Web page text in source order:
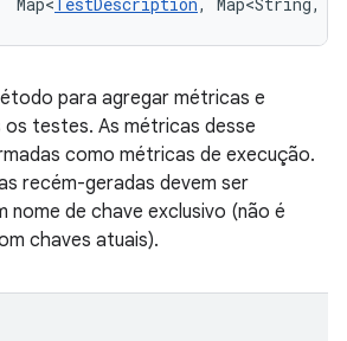
para agregar métricas e
testes. As métricas desse
como métricas de execução.
recém-geradas devem ser
nome de chave exclusivo (não é
chaves atuais).